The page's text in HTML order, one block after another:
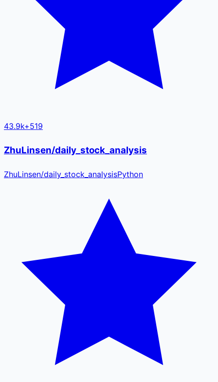
43.9k+519
ZhuLinsen/daily_stock_analysis
ZhuLinsen/daily_stock_analysisPython